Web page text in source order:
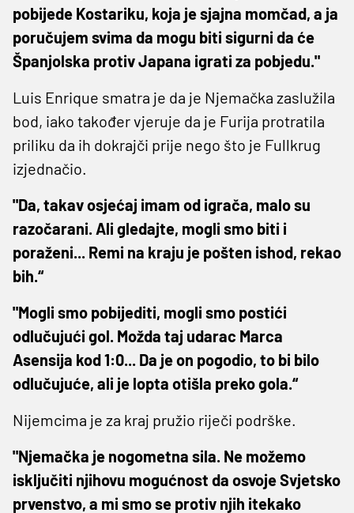
pobijede Kostariku, koja je sjajna momčad, a ja
poručujem svima da mogu biti sigurni da će
Španjolska protiv Japana igrati za pobjedu."
Luis Enrique smatra je da je Njemačka zaslužila
bod, iako također vjeruje da je Furija protratila
priliku da ih dokrajči prije nego što je Fullkrug
izjednačio.
"Da, takav osjećaj imam od igrača, malo su
razočarani. Ali gledajte, mogli smo biti i
poraženi... Remi na kraju je pošten ishod, rekao
bih.“
"Mogli smo pobijediti, mogli smo postići
odlučujući gol. Možda taj udarac Marca
Asensija kod 1:0... Da je on pogodio, to bi bilo
odlučujuće, ali je lopta otišla preko gola.“
Nijemcima je za kraj pružio riječi podrške.
"Njemačka je nogometna sila. Ne možemo
isključiti njihovu mogućnost da osvoje Svjetsko
prvenstvo, a mi smo se protiv njih itekako